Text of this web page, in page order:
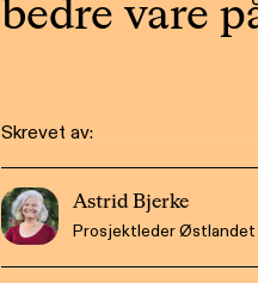
bedre vare
Skrevet av:
Astrid Bjerke
Prosjektleder Østlandet